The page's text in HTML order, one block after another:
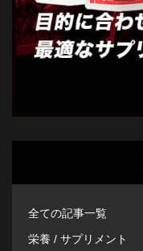
全ての記事一覧
栄養 / サプリメント